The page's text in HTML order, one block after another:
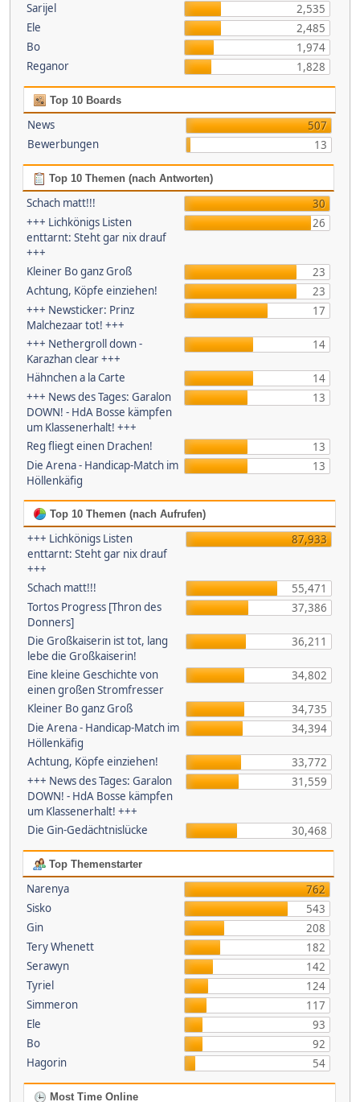
Sarijel
2,535
Ele
2,485
Bo
1,974
Reganor
1,828
Top 10 Boards
News
507
Bewerbungen
13
Top 10 Themen (nach Antworten)
Schach matt!!!
30
+++ Lichkönigs Listen
enttarnt: Steht gar nix drauf
+++
26
Kleiner Bo ganz Groß
23
Achtung, Köpfe einziehen!
23
+++ Newsticker: Prinz
Malchezaar tot! +++
17
+++ Nethergroll down -
Karazhan clear +++
14
Hähnchen a la Carte
14
+++ News des Tages: Garalon
DOWN! - HdA Bosse kämpfen
um Klassenerhalt! +++
13
Reg fliegt einen Drachen!
13
Die Arena - Handicap-Match im
Höllenkäfig
13
Top 10 Themen (nach Aufrufen)
+++ Lichkönigs Listen
enttarnt: Steht gar nix drauf
+++
87,933
Schach matt!!!
55,471
Tortos Progress [Thron des
Donners]
37,386
Die Großkaiserin ist tot, lang
lebe die Großkaiserin!
36,211
Eine kleine Geschichte von
einen großen Stromfresser
34,802
Kleiner Bo ganz Groß
34,735
Die Arena - Handicap-Match im
Höllenkäfig
34,394
Achtung, Köpfe einziehen!
33,772
+++ News des Tages: Garalon
DOWN! - HdA Bosse kämpfen
um Klassenerhalt! +++
31,559
Die Gin-Gedächtnislücke 30,468
Top Themenstarter
Narenya
762
Sisko
543
Gin
208
Tery Whenett
182
Serawyn
142
Tyriel
124
Simmeron
117
Ele
93
Bo
92
Hagorin
54
Most Time Online